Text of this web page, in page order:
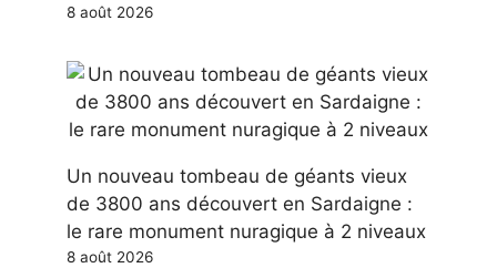
8 août 2026
Un nouveau tombeau de géants vieux
de 3800 ans découvert en Sardaigne :
le rare monument nuragique à 2 niveaux
8 août 2026